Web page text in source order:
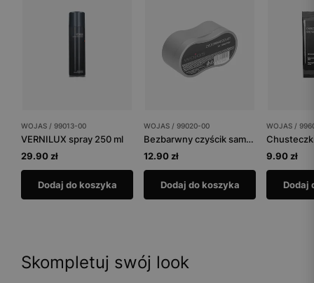
WOJAS / 99013-00
VERNILUX spray 250 ml
29.90 zł
Dodaj do koszyka
WOJAS / 99020-00
Bezbarwny czyścik samo-nabłyszczający
12.90 zł
Dodaj do koszyka
WOJAS /
9.90 zł
Dodaj
Skompletuj swój look